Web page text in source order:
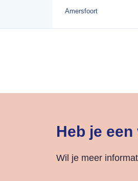
Amersfoort
Heb je
Wil je meer